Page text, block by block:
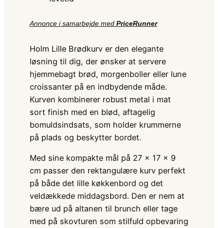
Annonce i samarbejde med PriceRunner
Holm Lille Brødkurv er den elegante
løsning til dig, der ønsker at servere
hjemmebagt brød, morgenboller eller lune
croissanter på en indbydende måde.
Kurven kombinerer robust metal i mat
sort finish med en blød, aftagelig
bomuldsindsats, som holder krummerne
på plads og beskytter bordet.
Med sine kompakte mål på 27 x 17 x 9
cm passer den rektangulære kurv perfekt
på både det lille køkkenbord og det
veldækkede middagsbord. Den er nem at
bære ud på altanen til brunch eller tage
med på skovturen som stilfuld opbevaring